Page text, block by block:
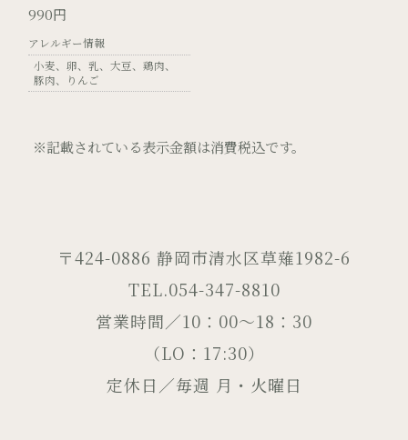
990円
アレルギー情報
小麦
卵 乳 大豆
鶏肉
豚肉
りんご
※記載されている表示金額は消費税込です。
〒424-0886 静岡市清水区草薙1982-6
TEL.054-347-8810
営業時間／10：00～18：30
（LO：17:30）
定休日／毎週 月・火曜日